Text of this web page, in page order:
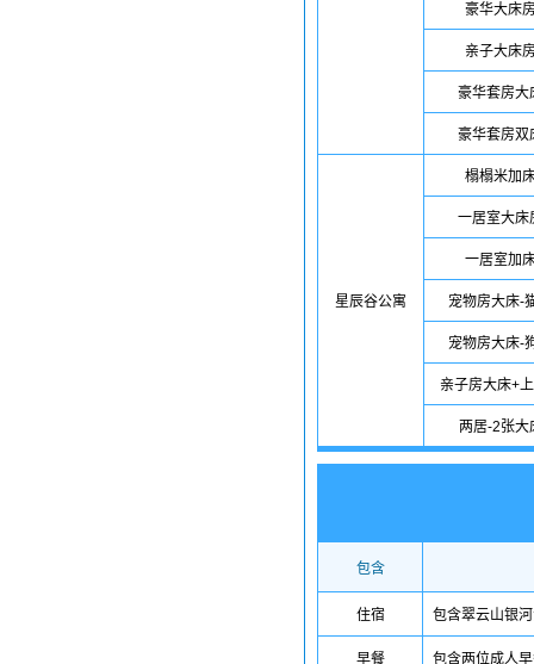
豪华大床
亲子大床
豪华套房大
豪华套房双
星辰谷公寓
榻榻米加
一居室大床
一居室加
宠物房大床-
宠物房大床-
亲子房大床+
两居-2张大
包含
住宿 包含翠云山银
早餐 包含两位成人